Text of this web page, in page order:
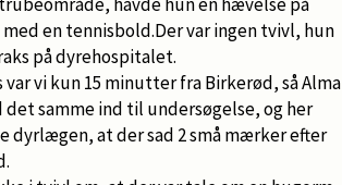
en tennisbold.Der var ingen tvivl, hun
på dyrehospitalet.
var vi kun 15 minutter fra Birkerød, så Alma
det samme ind til undersøgelse, og her
dyrlægen, at der sad 2 små mærker efter